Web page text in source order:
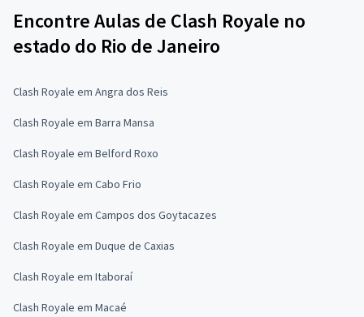
Encontre Aulas de Clash Royale no
estado do Rio de Janeiro
Clash Royale em Angra dos Reis
Clash Royale em Barra Mansa
Clash Royale em Belford Roxo
Clash Royale em Cabo Frio
Clash Royale em Campos dos Goytacazes
Clash Royale em Duque de Caxias
Clash Royale em Itaboraí
Clash Royale em Macaé